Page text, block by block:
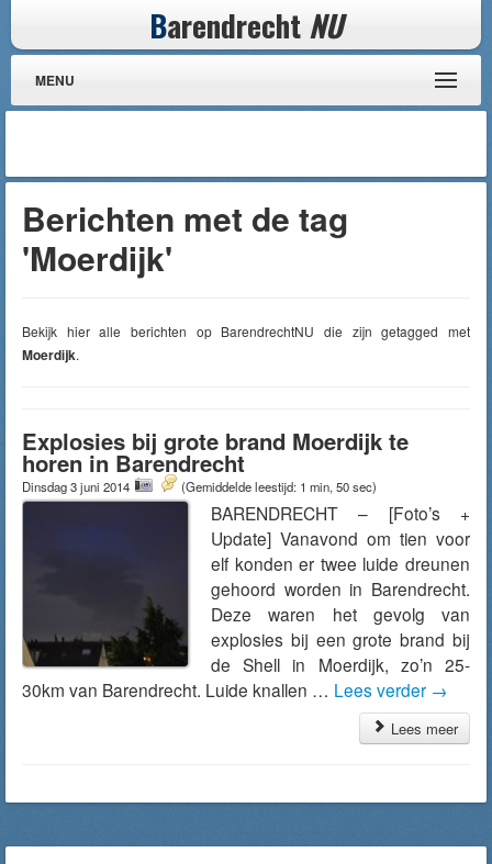
Barendrecht NU
MENU
Berichten met de tag
'Moerdijk'
Bekijk hier alle berichten op BarendrechtNU die zijn getagged met
Moerdijk.
Explosies bij grote brand Moerdijk te
horen in Barendrecht
Dinsdag 3 juni 2014 (Gemiddelde leestijd: 1 min, 50 sec)
BARENDRECHT – [Foto’s +
Update] Vanavond om tien voor
elf konden er twee luide dreunen
gehoord worden in Barendrecht.
Deze waren het gevolg van
explosies bij een grote brand bij
de Shell in Moerdijk, zo’n 25-
30km van Barendrecht. Luide knallen … Lees verder →
Lees meer